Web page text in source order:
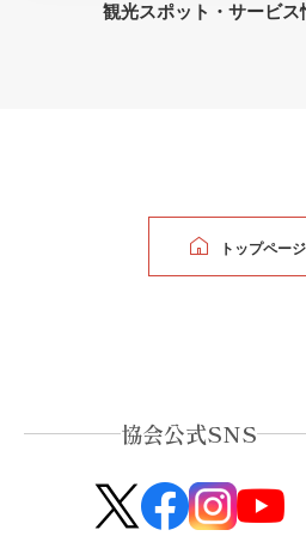
観光スポット・サービス
トップペー
協会公式SNS